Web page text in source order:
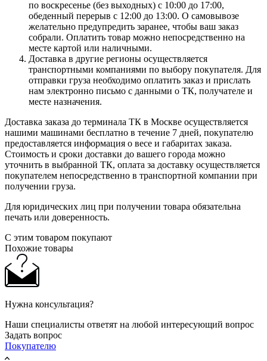
по воскресенье (без выходных) с 10:00 до 17:00,
обеденный перерыв с 12:00 до 13:00. О самовывозе
желательно предупредить заранее, чтобы ваш заказ
собрали. Оплатить товар можно непосредственно на
месте картой или наличными.
Доставка в другие регионы осуществляется
транспортными компаниями по выбору покупателя. Для
отправки груза необходимо оплатить заказ и прислать
нам электронно письмо с данными о ТК, получателе и
месте назначения.
Доставка заказа до терминала ТК в Москве осуществляется
нашими машинами бесплатно в течение 7 дней, покупателю
предоставляется информация о весе и габаритах заказа.
Стоимость и сроки доставки до вашего города можно
уточнить в выбранной ТК, оплата за доставку осуществляется
покупателем непосредственно в транспортной компании при
получении груза.
Для юридических лиц при получении товара обязательна
печать или доверенность.
С этим товаром покупают
Похожие товары
Нужна консультация?
Наши специалисты ответят на любой интересующий вопрос
Задать вопрос
Покупателю